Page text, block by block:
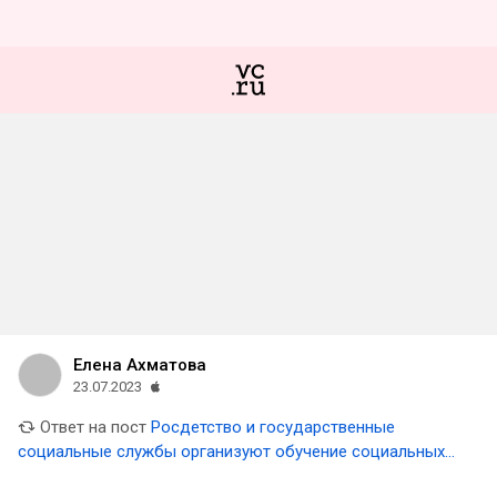
Елена Ахматова
23.07.2023
Ответ на пост Росдетство и государственные
социальные службы организуют обучение социальных